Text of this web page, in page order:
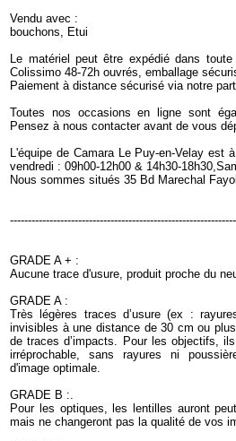
Vendu avec :
bouchons, Etui
Le matériel peut être expédié dans
Colissimo 48-72h ouvrés, emballage
Paiement à distance sécurisé via notre
Toutes nos occasions en ligne sont
Pensez à nous contacter avant de vous
L'équipe de Camara Le Puy-en-Velay est
vendredi : 09h00-12h00 & 14h30-
Nous sommes situés 35 Bd Marechal
GRADE A + :
Aucune trace d'usure, produit proche du
GRADE A :
Très légères traces d’usure (ex :
invisibles à une distance de 30 cm ou
de traces d’impacts. Pour les objectifs,
irréprochable, sans rayures ni
d'image optimale.
GRADE B :.
Pour les optiques, les lentilles auront
mais ne changeront pas la qualité de vos